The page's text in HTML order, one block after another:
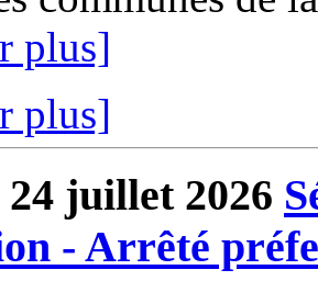
plus]
plus]
juillet 2026
- Arrêté